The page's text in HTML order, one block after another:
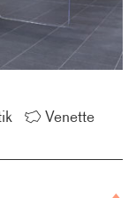
Lieu
Venette